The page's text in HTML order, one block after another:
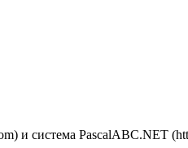
и система PascalABC.NET